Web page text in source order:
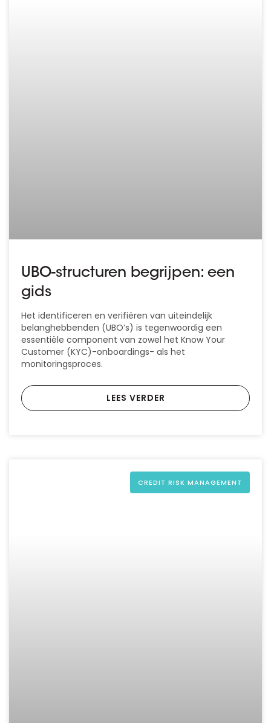
UBO-structuren begrijpen: een
gids
Het identificeren en verifiëren van uiteindelijk
belanghebbenden (UBO’s) is tegenwoordig een
essentiële component van zowel het Know Your
Customer (KYC)-onboardings- als het
monitoringsproces.
LEES VERDER
CREDIT RISK MANAGEMENT